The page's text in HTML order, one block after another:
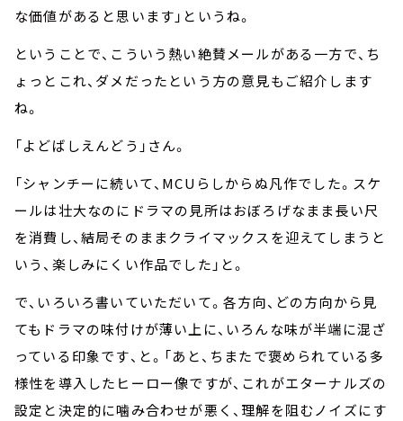
な価値があると思います」というね。
ということで、こういう熱い絶賛メールがある一方で、ち
ょっとこれ、ダメだったという方の意見もご紹介します
ね。
「よどばしえんどう」さん。
「シャンチーに続いて、MCUらしからぬ凡作でした。スケ
ールは壮大なのにドラマの見所はおぼろげなまま長い尺
を消費し、結局そのままクライマックスを迎えてしまうと
いう、楽しみにくい作品でした」と。
で、いろいろ書いていただいて。各方向、どの方向から見
てもドラマの味付けが薄い上に、いろんな味が半端に混ざ
っている印象です、と。「あと、ちまたで褒められている多
様性を導入したヒーロー像ですが、これがエターナルズの
設定と決定的に噛み合わせが悪く、理解を阻むノイズにす